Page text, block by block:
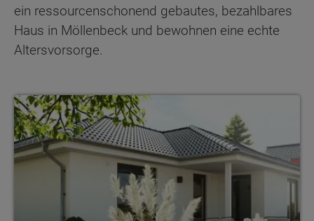
ein ressourcenschonend gebautes, bezahlbares
Haus in Möllenbeck und bewohnen eine echte
Altersvorsorge.
Bungalows